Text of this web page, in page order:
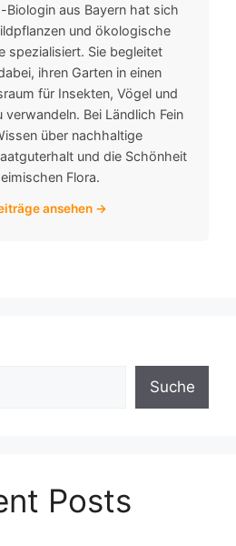
aus Bayern hat sich
und ökologische
spezialisiert. Sie begleitet
ihren Garten in einen
für Insekten, Vögel und
Bei Ländlich Fein
über nachhaltige
und die Schönheit
Flora.
ansehen →
Suche
Posts